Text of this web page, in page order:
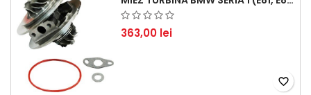
363,00 lei
favorite_border